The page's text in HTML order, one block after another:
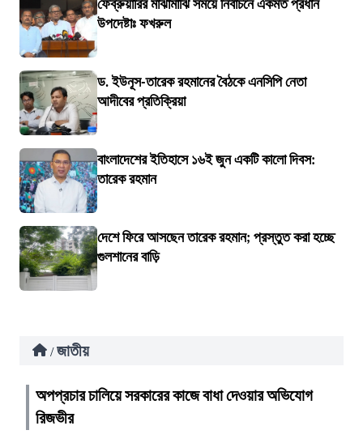
ফেব্রুয়ারির মাঝামাঝি সময়ে নির্বাচনে একমত প্রধান
উপদেষ্টাঃ ফখরুল
ড. ইউনূস-তারেক রহমানের বৈঠকে এনসিপি নেতা
আদীবের প্রতিক্রিয়া
বাংলাদেশের ইতিহাসে ১৬ই জুন একটি কালো দিবস:
তারেক রহমান
দেশে ফিরে আসছেন তারেক রহমান; প্রস্তুত করা হচ্ছে
গুলশানের বাড়ি
/ জাতীয়
অপপ্রচার চালিয়ে সরকারের কাজে বাধা দেওয়ার অভিযোগ
রিজভীর